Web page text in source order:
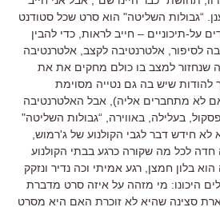
“גבולות השליטה" הוא סרט שכל סטודנט
על-תיכוניים – חייב לראות, כדי להבין
לסיפור, אלטרנטיבה לקצב, אלטרנטיבה
שנחזור למצב בו כולם מחקים את את
להודות שיש בה גם נטייה מסוימת
לא מתחברים אליה), אבל האלטרנטיבה
בעלילה, באווירה, “גבולות השליטה"
חידש דבר לגבי הקולנוע של ג'רמוש,
לכל מה שקורה כרגע בבתי הקולנוע
בלון חמצן, רגע אמיתי וכה נדיר ונזקק
היכונו: מי מזהה על איזה סרט מדברת
סצינה שהיא לא זוכרת האם היא מסרט